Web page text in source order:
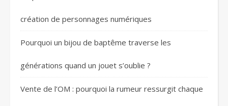
création de personnages numériques
Pourquoi un bijou de baptême traverse les
générations quand un jouet s’oublie ?
Vente de l’OM : pourquoi la rumeur ressurgit chaque